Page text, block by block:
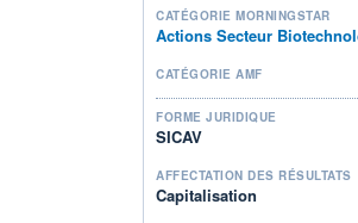
CATÉGORIE MORNINGSTAR
Actions Secteur
CATÉGORIE AMF
FORME JURIDIQUE
SICAV
AFFECTATION DES RÉSULTATS
Capitalisation